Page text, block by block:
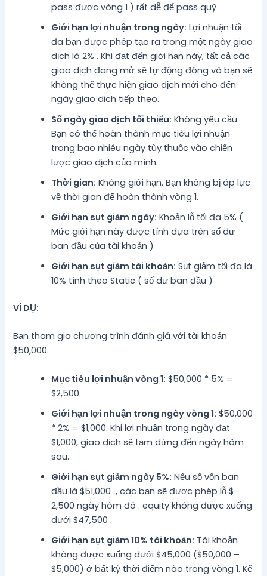
pass được vòng 1 ) rất dễ để pass quỹ
Giới hạn lợi nhuận trong ngày: Lợi nhuận tối
đa bạn được phép tạo ra trong một ngày giao
dịch là 2% . Khi đạt đến giới hạn này, tất cả các
giao dịch đang mở sẽ tự động đóng và bạn sẽ
không thể thực hiện giao dịch mới cho đến
ngày giao dịch tiếp theo.
Số ngày giao dịch tối thiểu: Không yêu cầu.
Bạn có thể hoàn thành mục tiêu lợi nhuận
trong bao nhiêu ngày tùy thuộc vào chiến
lược giao dịch của mình.
Thời gian: Không giới hạn. Bạn không bị áp lực
về thời gian để hoàn thành vòng 1.
Giới hạn sụt giảm ngày: Khoản lỗ tối đa 5% (
Mức giới hạn này được tính dựa trên số dư
ban đầu của tài khoản )
Giới hạn sụt giảm tài khoản: Sụt giảm tối đa là
10% tính theo Static ( số dư ban đầu )
VÍ DỤ:
Bạn tham gia chương trình đánh giá với tài khoản
$50,000.
Mục tiêu lợi nhuận vòng 1: $50,000 * 5% =
$2,500.
Giới hạn lợi nhuận trong ngày vòng 1: $50,000
* 2% = $1,000. Khi lợi nhuận trong ngày đạt
$1,000, giao dịch sẽ tạm dừng đến ngày hôm
sau.
Giới hạn sụt giảm ngày 5%: Nếu số vốn ban
đầu là $51,000 , các bạn sẽ được phép lỗ $
2,500 ngày hôm đó . equity không được xuống
dưới $47,500 .
Giới hạn sụt giảm 10% tài khoản: Tài khoản
không được xuống dưới $45,000 ($50,000 –
$5,000) ở bất kỳ thời điểm nào trong vòng 1. Kể